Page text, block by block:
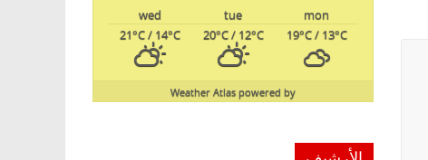
mon
tue
wed
19°C/ 13°C
20°C/ 12°C
21°C/ 14°C
powered by
Weather Atlas